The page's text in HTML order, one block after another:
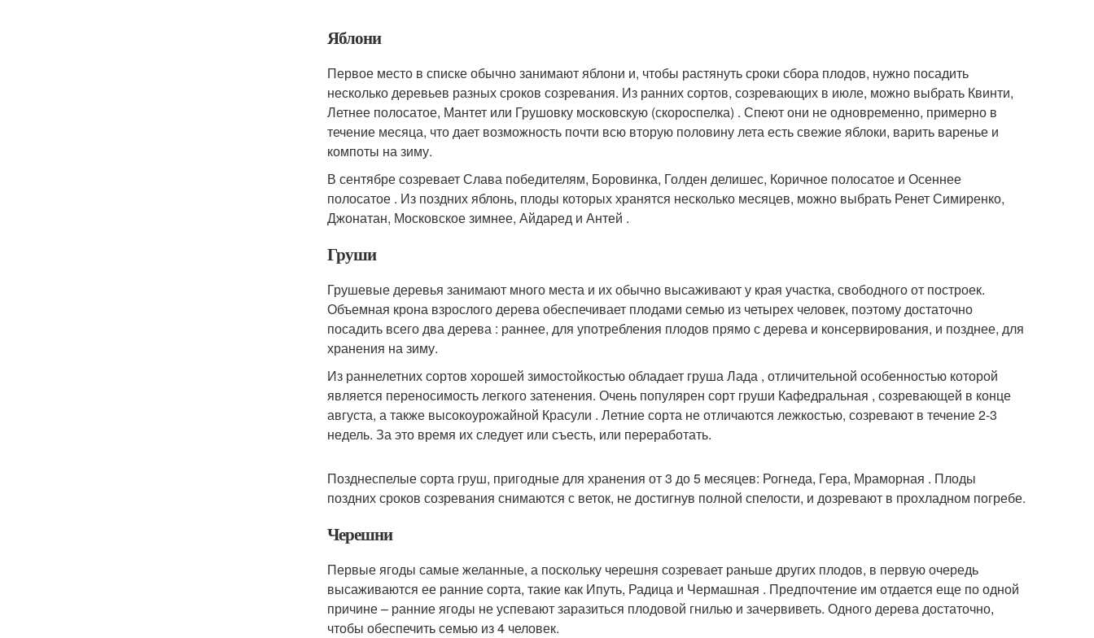
Яблони
Первое место в списке обычно занимают яблони и, чтобы растянуть сроки сбора плодов, нужно посадить
несколько деревьев разных сроков созревания. Из ранних сортов, созревающих в июле, можно выбрать Квинти,
Летнее полосатое, Мантет или Грушовку московскую (скороспелка) . Спеют они не одновременно, примерно в
течение месяца, что дает возможность почти всю вторую половину лета есть свежие яблоки, варить варенье и
компоты на зиму.
В сентябре созревает Слава победителям, Боровинка, Голден делишес, Коричное полосатое и Осеннее
полосатое . Из поздних яблонь, плоды которых хранятся несколько месяцев, можно выбрать Ренет Симиренко,
Джонатан, Московское зимнее, Айдаред и Антей .
Груши
Грушевые деревья занимают много места и их обычно высаживают у края участка, свободного от построек.
Объемная крона взрослого дерева обеспечивает плодами семью из четырех человек, поэтому достаточно
посадить всего два дерева : раннее, для употребления плодов прямо с дерева и консервирования, и позднее, для
хранения на зиму.
Из раннелетних сортов хорошей зимостойкостью обладает груша Лада , отличительной особенностью которой
является переносимость легкого затенения. Очень популярен сорт груши Кафедральная , созревающей в конце
августа, а также высокоурожайной Красули . Летние сорта не отличаются лежкостью, созревают в течение 2-3
недель. За это время их следует или съесть, или переработать.
Позднеспелые сорта груш, пригодные для хранения от 3 до 5 месяцев: Рогнеда, Гера, Мраморная . Плоды
поздних сроков созревания снимаются с веток, не достигнув полной спелости, и дозревают в прохладном погребе.
Черешни
Первые ягоды самые желанные, а поскольку черешня созревает раньше других плодов, в первую очередь
высаживаются ее ранние сорта, такие как Ипуть, Радица и Чермашная . Предпочтение им отдается еще по одной
причине – ранние ягоды не успевают заразиться плодовой гнилью и зачервиветь. Одного дерева достаточно,
чтобы обеспечить семью из 4 человек.